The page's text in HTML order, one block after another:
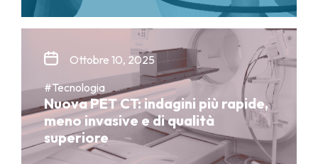
Ottobre 10, 2025
#Tecnologia
Nuova PET CT: indagini più rapide,
meno invasive e di qualità
superiore